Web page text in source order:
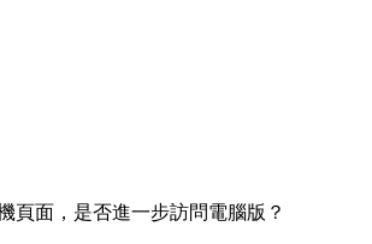
頁面，是否進一步訪問電腦版？